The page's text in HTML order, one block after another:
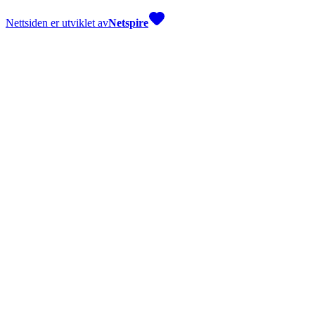
Nettsiden er utviklet avNetspire